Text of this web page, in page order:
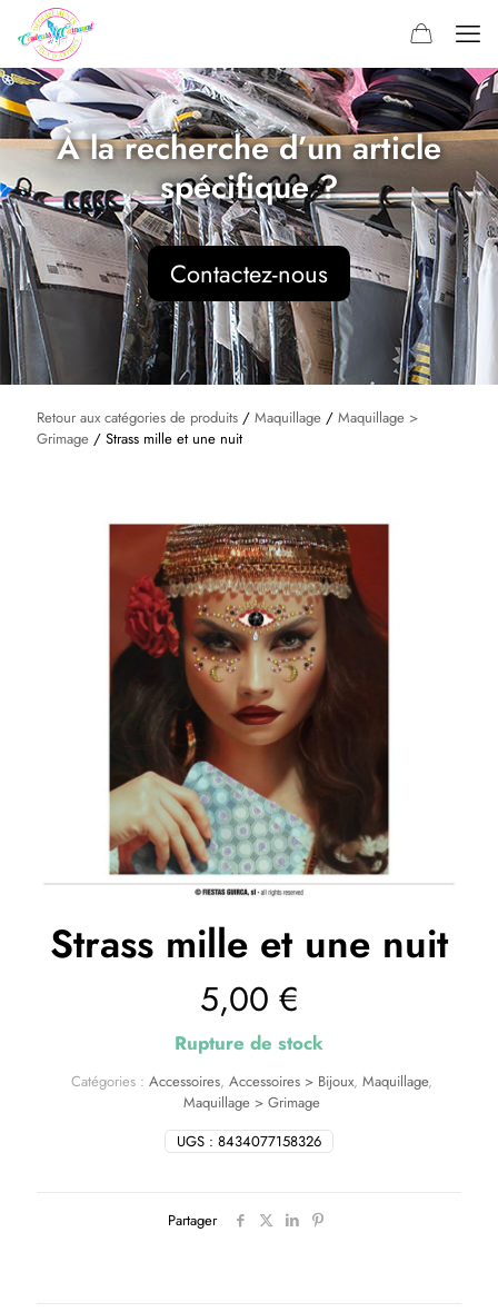
À la recherche d’un article
spécifique ?
Contactez-nous
Retour aux catégories de produits / Maquillage / Maquillage >
Grimage / Strass mille et une nuit
Strass mille et une nuit
5,00 €
Rupture de stock
UGS : 8434077158326
Catégories : Accessoires, Accessoires > Bijoux, Maquillage,
Maquillage > Grimage
Partager